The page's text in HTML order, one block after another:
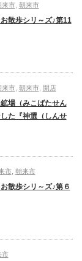
来市, 朝来市
散歩シリ～ズ♪第11
来市, 朝来市, 開店
場（みこばたせん
た『神選（しんせ
市, 朝来市
散歩シリ～ズ♪第６
市